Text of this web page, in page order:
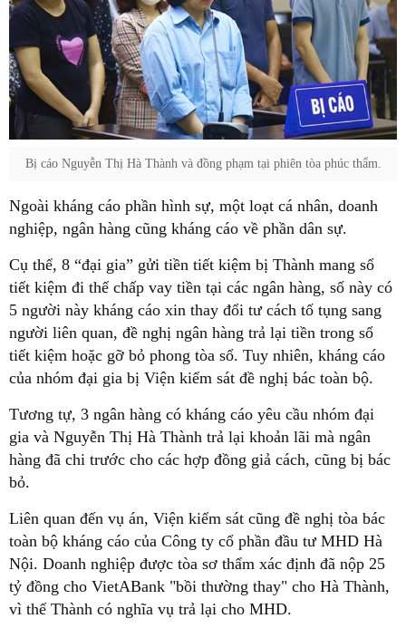
Bị cáo Nguyễn Thị Hà Thành và đồng phạm tại phiên tòa phúc thẩm.
Ngoài kháng cáo phần hình sự, một loạt cá nhân, doanh
nghiệp, ngân hàng cũng kháng cáo về phần dân sự.
Cụ thể, 8 “đại gia” gửi tiền tiết kiệm bị Thành mang sổ
tiết kiệm đi thế chấp vay tiền tại các ngân hàng, số này có
5 người này kháng cáo xin thay đổi tư cách tố tụng sang
người liên quan, đề nghị ngân hàng trả lại tiền trong sổ
tiết kiệm hoặc gỡ bỏ phong tòa sổ. Tuy nhiên, kháng cáo
của nhóm đại gia bị Viện kiểm sát đề nghị bác toàn bộ.
Tương tự, 3 ngân hàng có kháng cáo yêu cầu nhóm đại
gia và Nguyễn Thị Hà Thành trả lại khoản lãi mà ngân
hàng đã chi trước cho các hợp đồng giả cách, cũng bị bác
bỏ.
Liên quan đến vụ án, Viện kiểm sát cũng đề nghị tòa bác
toàn bộ kháng cáo của Công ty cổ phần đầu tư MHD Hà
Nội. Doanh nghiệp được tòa sơ thẩm xác định đã nộp 25
tỷ đồng cho VietABank "bồi thường thay" cho Hà Thành,
vì thế Thành có nghĩa vụ trả lại cho MHD.